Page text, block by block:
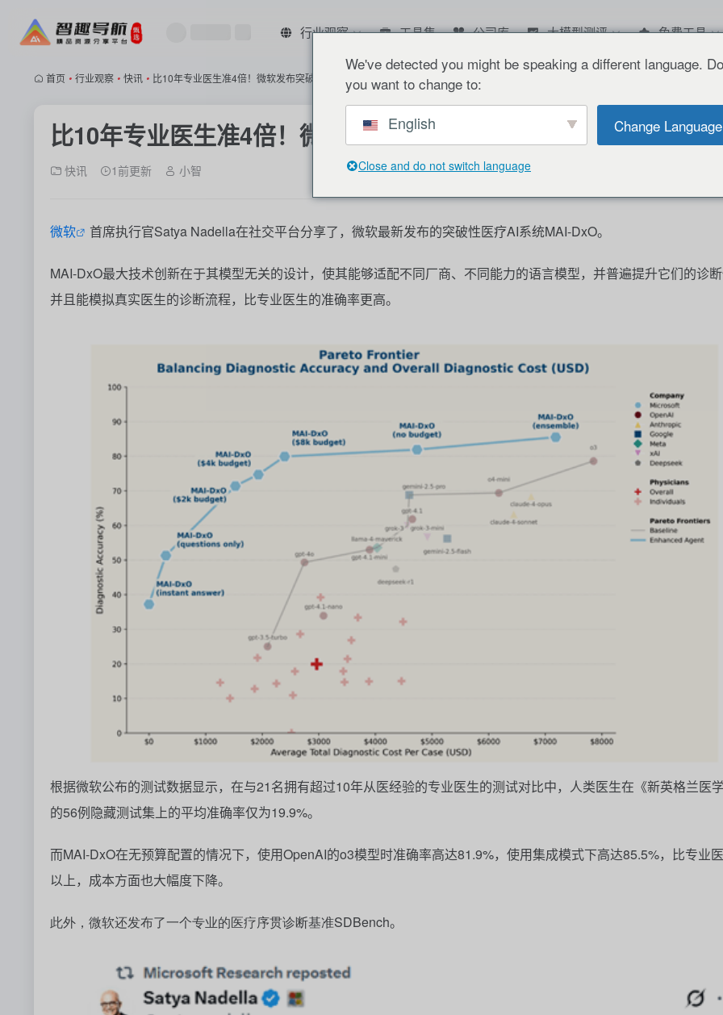
行业观察 工具集 公司库 大模型测评 免费工具
首页 • 行业观察 • 快讯 • 比10年专业医生准4倍！微软发布突破性医疗AI系统
比10年专业医生准4倍！微软发布突破性医疗AI系统
快讯 1前更新 小智
微软 首席执行官Satya Nadella在社交平台分享了，微软最新发布的突破性医疗AI系统MAI-DxO。
MAI-DxO最大技术创新在于其模型无关的设计，使其能够适配不同厂商、不同能力的语言模型，并普遍提升它们的诊
并且能模拟真实医生的诊断流程，比专业医生的准确率更高。
根据微软公布的测试数据显示，在与21名拥有超过10年从医经验的专业医生的测试对比中，人类医生在《新英格兰医
的56例隐藏测试集上的平均准确率仅为19.9%。
而MAI-DxO在无预算配置的情况下，使用OpenAI的o3模型时准确率高达81.9%，使用集成模式下高达85.5%，比专业
以上，成本方面也大幅度下降。
此外，微软还发布了一个专业的医疗序贯诊断基准SDBench。
We've detected you might be speaking a different language. Do
you want to change to:
English Change Language
Close and do not switch language